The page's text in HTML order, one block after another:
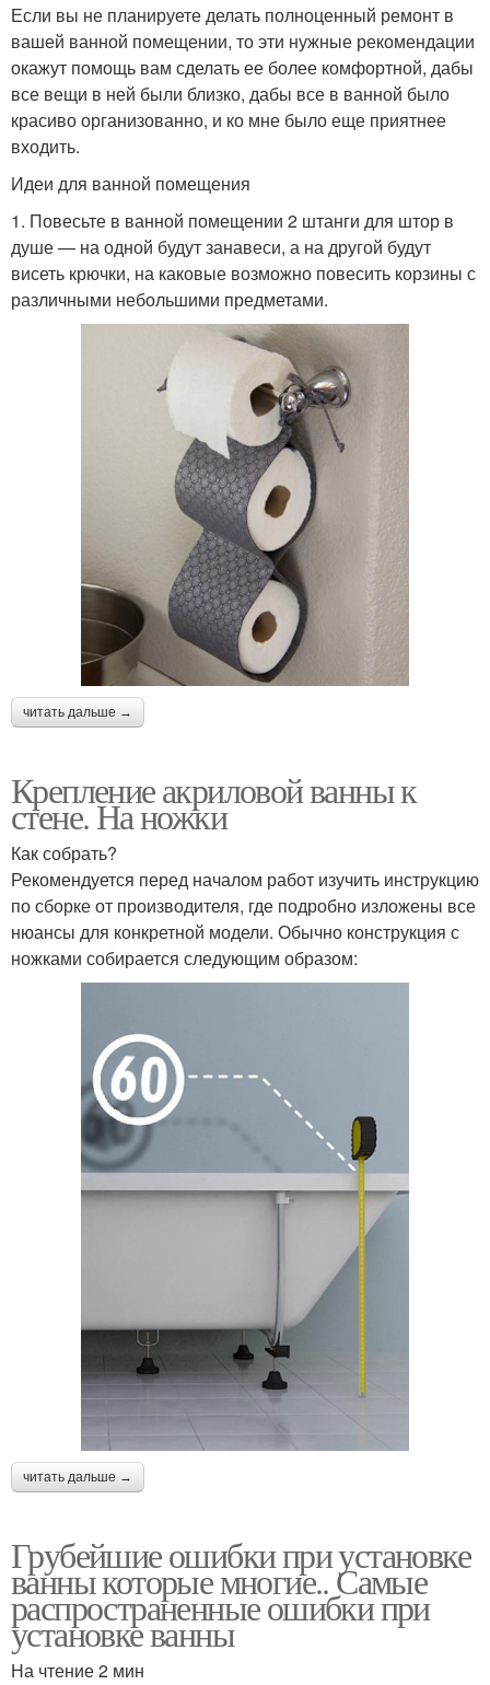
Если вы не планируете делать полноценный ремонт в
вашей ванной помещении, то эти нужные рекомендации
окажут помощь вам сделать ее более комфортной, дабы
все вещи в ней были близко, дабы все в ванной было
красиво организованно, и ко мне было еще приятнее
входить.
Идеи для ванной помещения
1. Повесьте в ванной помещении 2 штанги для штор в
душе — на одной будут занавеси, а на другой будут
висеть крючки, на каковые возможно повесить корзины с
различными небольшими предметами.
читать дальше →
Крепление акриловой ванны к
стене. На ножки
Как собрать?
Рекомендуется перед началом работ изучить инструкцию
по сборке от производителя, где подробно изложены все
нюансы для конкретной модели. Обычно конструкция с
ножками собирается следующим образом:
читать дальше →
Грубейшие ошибки при установке
ванны которые многие.. Самые
распространенные ошибки при
установке ванны
На чтение 2 мин